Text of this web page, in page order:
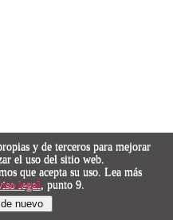
y de terceros para mejorar
el uso del sitio web.
que acepta su uso. Lea más
legal, punto 9.